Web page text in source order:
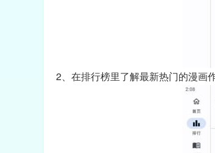
2、在排行榜里了解最新热门的漫画